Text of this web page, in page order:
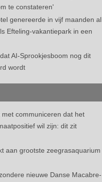
te constateren'
genereerde in vijf maanden al
Efteling-vakantiepark in een
AI-Sprookjesboom nog dit
wordt
met communiceren dat het
wil zijn: dit zit
aan grootste zeegrasaquarium
nieuwe Danse Macabre-